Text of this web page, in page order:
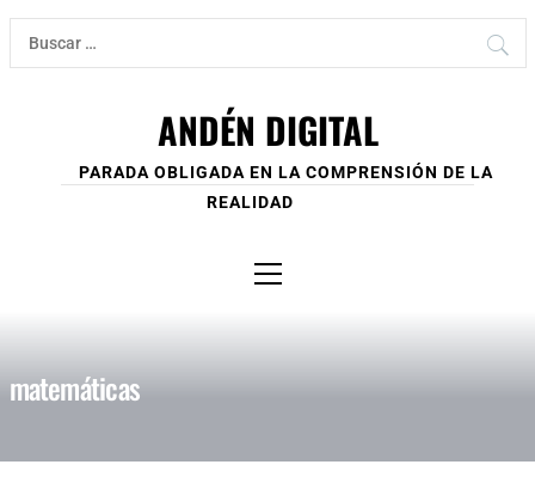
Ir
contenido
Buscar:
ANDÉN DIGITAL
PARADA OBLIGADA EN LA COMPRENSIÓN DE LA
REALIDAD
principal
matemáticas